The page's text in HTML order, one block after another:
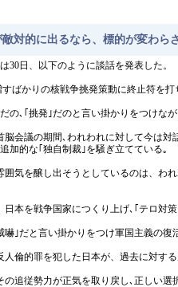
対的に出るなら、標的が変わら
30日、以下のように談話を発表した。
すばかりの核戦争挑発策動に終止符
の､｢挑発｣だのと言い掛かりをつけな
会議の期間､われわれに対して今は
加的な｢独自制裁｣を騒ぎ立てている｡
気を醸し出そうとしているのは、
本を戦争国家につくり上げ､｢テロ
嚇｣だと言い掛かりをつけ軍国主義の
倫的罪を犯した日本が、過去に対
追従勢力が正気を取り戻し､正しい